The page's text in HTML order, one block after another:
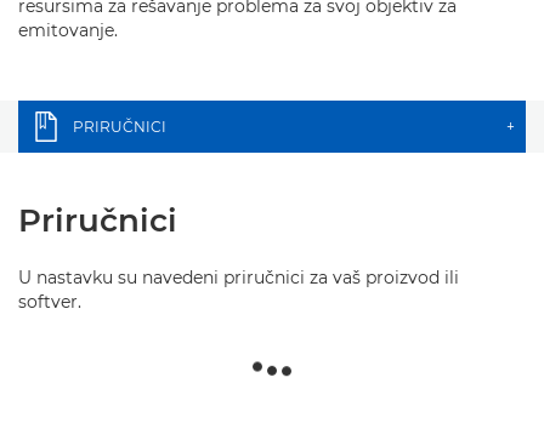
resursima za rešavanje problema za svoj objektiv za
emitovanje.
PRIRUČNICI +
Priručnici
U nastavku su navedeni priručnici za vaš proizvod ili
softver.